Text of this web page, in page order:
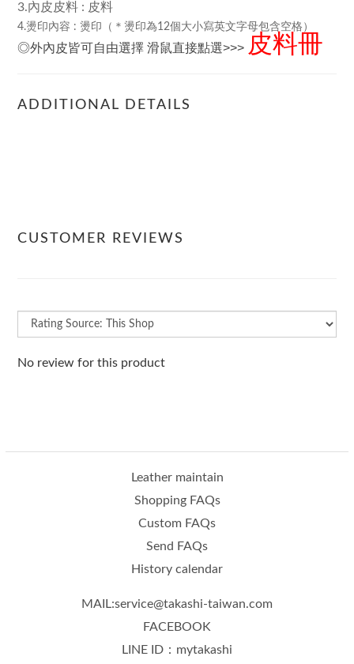
3.內皮皮料 : 皮料
4.燙印內容 : 燙印（＊燙印為12個大小寫英文字母包含空格）
◎外內皮皆可自由選擇 滑鼠直接點選>>> 皮料冊
ADDITIONAL DETAILS
CUSTOMER REVIEWS
No review for this product
Leather maintain
Shopping FAQs
Custom FAQs
Send FAQs
History calendar
MAIL:service@takashi-taiwan.com
FACEBOOK
LINE ID：mytakashi